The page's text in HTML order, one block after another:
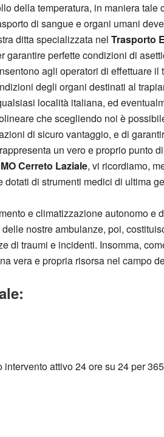
della temperatura, in maniera
di sangue e organi umani
ditta specializzata nel Trasporto
perfette condizioni di
agli operatori di effettuare
degli organi destinati al
località italiana, ed
che scegliendo noi è
di sicuro vantaggio, e di
un vero e proprio punto
Cerreto Laziale, vi ricordiamo,
di strumenti medici di ultima
e climatizzazione autonomo e
nostre ambulanze, poi,
di traumi e incidenti. Insomma,
vera e propria risorsa nel campo
attivo 24 ore su 24 per